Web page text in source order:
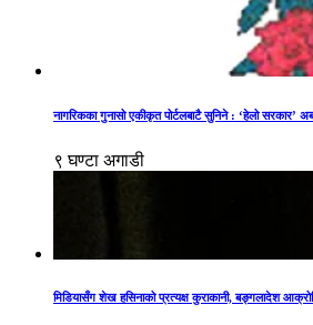
नागरिकका गुनासो एकीकृत पोर्टलबाटै सुनिने : ‘हेलो सरकार’
९ घण्टा अगाडी
मिडियासँग शेख हसिनाको प्रत्यक्ष कुराकानी, बङ्गलादेश